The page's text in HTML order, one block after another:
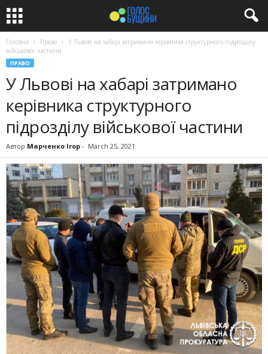
Головна Право
У Львові на хабарі затримано керівника структурного підрозділу
військової частини
ПРАВО
У Львові на хабарі затримано
керівника структурного
підрозділу військової частини
Автор Марченко Ігор - March 25, 2021